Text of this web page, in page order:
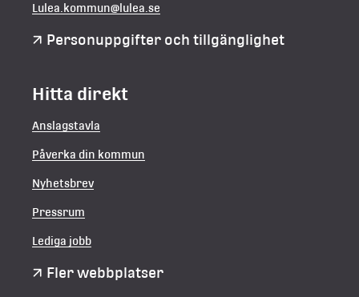
Lulea.kommun@lulea.se
Personuppgifter och tillgänglighet
Hitta direkt
Anslagstavla
Påverka din kommun
Nyhetsbrev
Pressrum
Lediga jobb
Fler webbplatser